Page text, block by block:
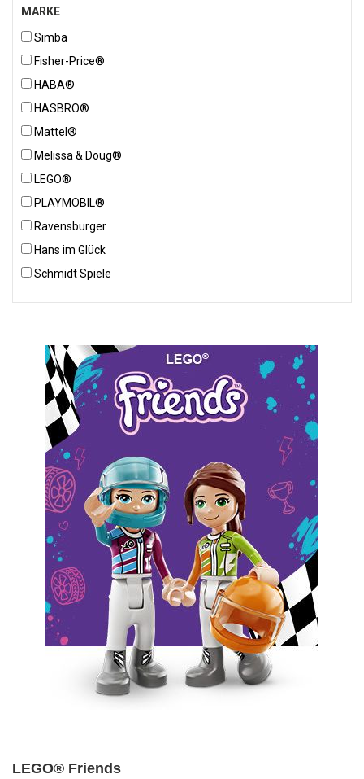
MARKE
Simba
Fisher-Price®
HABA®
HASBRO®
Mattel®
Melissa & Doug®
LEGO®
PLAYMOBIL®
Ravensburger
Hans im Glück
Schmidt Spiele
LEGO® Friends